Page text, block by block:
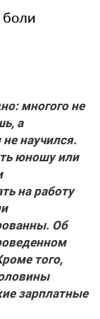
боли
многого не
а
научился.
юношу или
на работу
Об
того,
зарплатные